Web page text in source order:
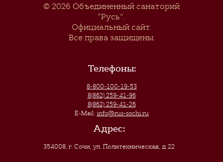
© 2026 Объединенный санаторий
“Русь”.
Официальный сайт.
Все права защищены.
Телефоны:
8-800-100-19-53
8(862) 259-41-96
8(862) 259-41-26
E-Mail: info@rus-sochi.ru
Адрес:
354008, г. Сочи,ул. Политехническая, д.22